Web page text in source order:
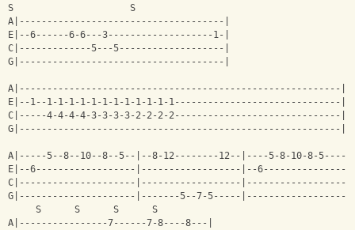
S                     S
A|-------------------------------------|
E|--6------6-6---3-------------------1-|
C|-------------5---5-------------------|
G|-------------------------------------|
A|----------------------------------------------------------|
E|--1--1-1-1-1-1-1-1-1-1-1-1-1------------------------------|
C|-----4-4-4-4-3-3-3-3-2-2-2-2------------------------------|
G|----------------------------------------------------------|
A|-----5--8--10--8--5--|--8-12--------12--|----5-8-10-8-
E|--6------------------|------------------|--
C|---------------------|------------------
G|---------------------|-------5--7-5-----
     S      S      S      S
A|----------------7------7-8----8---|